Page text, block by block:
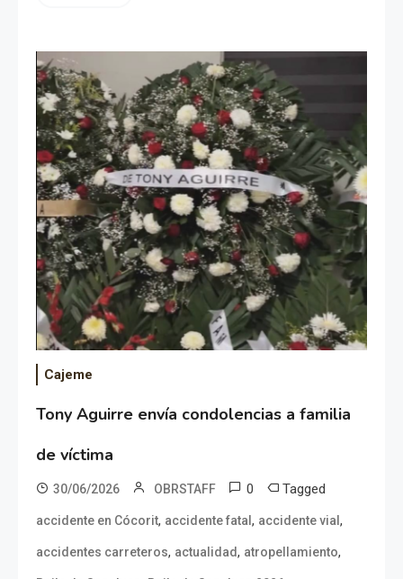
Cajeme
Tony Aguirre envía condolencias a familia
de víctima
30/06/2026 OBRSTAFF 0 Tagged
accidente en Cócorit, accidente fatal , accidente vial ,
accidentes carreteros, actualidad, atropellamiento,